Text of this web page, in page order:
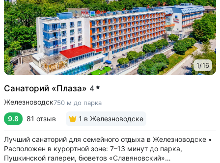
1/16
Санаторий «Плаза» 4
Железноводск750 м до парка
9.8 81 отзыв 1 в Железноводске
Лучший санаторий для семейного отдыха в Железноводске •
Расположен в курортной зоне: 7–13 минут до парка,
Пушкинской галереи, бюветов «Славяновский»